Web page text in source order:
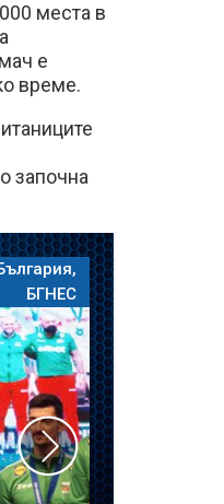
места в
е
време.
започна
БГНЕС